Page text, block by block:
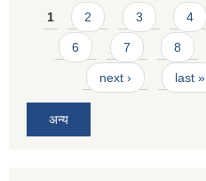
Pages
1 2 3 4
6 7 8
next › last »
अन्य